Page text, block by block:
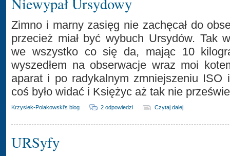
Zimno i marny zasięg nie zachęcał do
przecież miał być wybuch Ursydów. Tak
we wszystko co się da, mając 10
wyszedłem na obserwacje wraz moi
aparat i po radykalnym zmniejszeniu ISO
coś było widać i Księżyc aż tak nie
Krzysiek-Polakowski's blog 2 odpowiedzi Czytaj dalej
URSyfy